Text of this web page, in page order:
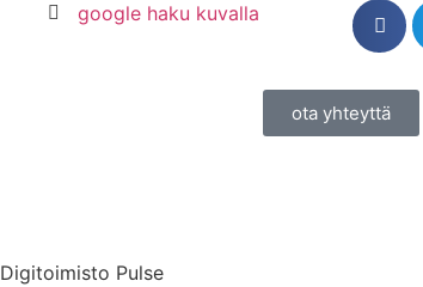
google haku kuvalla
ota yhteyttä
Digitoimisto Pulse